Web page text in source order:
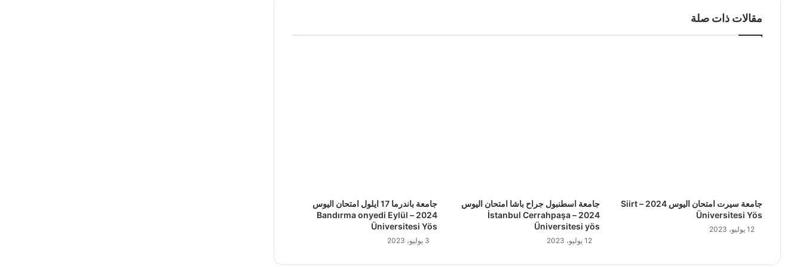
مقالات ذات صلة
جامعة سيرت امتحان اليوس 2024 – Siirt
Üniversitesi Yös
12 يوليو، 2023
جامعة اسطنبول جراح باشا امتحان اليوس
2024 – İstanbul Cerrahpaşa
Üniversitesi yös
12 يوليو، 2023
جامعة باندرما 17 ايلول امتحان اليوس
2024 – Bandırma onyedi Eylül
Üniversitesi Yös
3 يوليو، 2023